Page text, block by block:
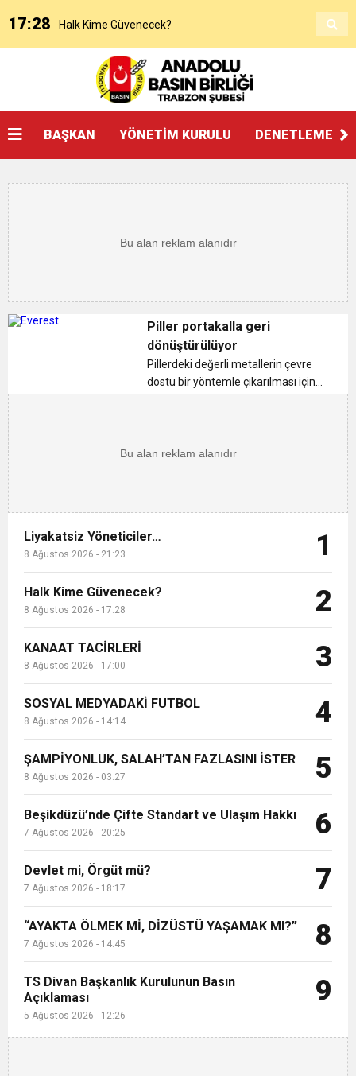
17:28 Halk Kime Güvenecek?
KANAAT TACİRLERİ
20:25
18:17
14:45
TS Divan Başkanlık Kurulunun Basın
12:17
TRABZONSPOR Ayhan Pala yazdı
21:23 Liyakatsiz Yöneticiler…
BAŞKAN YÖNETİM KURULU DENETLEME
Piller portakalla geri
dönüştürülüyor
Pillerdeki değerli metallerin çevre
dostu bir yöntemle çıkarılması için
kullanılabileceğini ortay...
Liyakatsiz Yöneticiler…
8 Ağustos 2026 - 21:23 1
Halk Kime Güvenecek?
8 Ağustos 2026 - 17:28 2
KANAAT TACİRLERİ
8 Ağustos 2026 - 17:00 3
SOSYAL MEDYADAKİ FUTBOL
8 Ağustos 2026 - 14:14 4
ŞAMPİYONLUK, SALAH’TAN FAZLASINI İSTER
8 Ağustos 2026 - 03:27 5
Beşikdüzü’nde Çifte Standart ve Ulaşım Hakkı
7 Ağustos 2026 - 20:25 6
Devlet mi, Örgüt mü?
7 Ağustos 2026 - 18:17 7
“AYAKTA ÖLMEK Mİ, DİZÜSTÜ YAŞAMAK MI?”
7 Ağustos 2026 - 14:45 8
TS Divan Başkanlık Kurulunun Basın
Açıklaması
5 Ağustos 2026 - 12:26
9